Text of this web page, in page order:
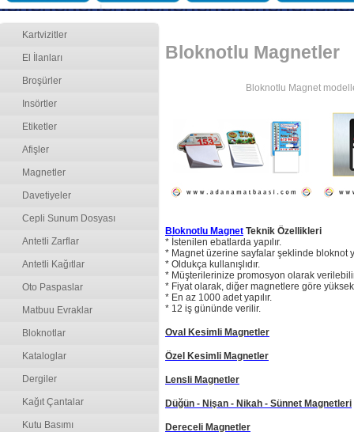
Kartvizitler
El İlanları
Broşürler
Insörtler
Etiketler
Afişler
Magnetler
Davetiyeler
Cepli Sunum Dosyası
Antetli Zarflar
Antetli Kağıtlar
Oto Paspaslar
Matbuu Evraklar
Bloknotlar
Kataloglar
Dergiler
Kağıt Çantalar
Kutu Basımı
Bloknotlu Magnetler
Bloknotlu Magnet
Bloknotlu Magnet Teknik Özellikleri
* İstenilen ebatlarda yapılır.
* Magnet üzerine sayfalar şeklinde bloknot
* Oldukça kullanışlıdır.
* Müşterilerinize promosyon olarak
* Fiyat olarak, diğer magnetlere göre
* En az 1000 adet yapılır.
* 12 iş gününde verilir.
Oval Kesimli Magnetler
Özel Kesimli Magnetler
Lensli Magnetler
Düğün - Nişan - Nikah - Sünnet Magnetleri
Dereceli Magnetler